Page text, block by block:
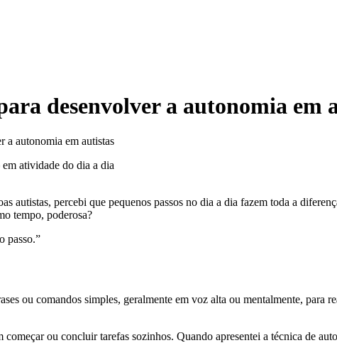
desenvolver a autonomia em
a autonomia em autistas
autistas, percebi que pequenos passos no dia a dia fazem toda a
tempo, poderosa?
passo.”
ou comandos simples, geralmente em voz alta ou mentalmente, para
ou concluir tarefas sozinhos. Quando apresentei a técnica de